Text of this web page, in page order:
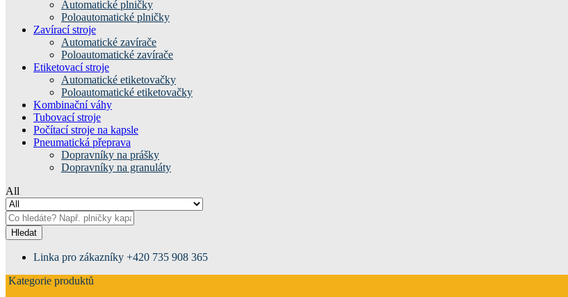
Automatické plničky
Poloautomatické plničky
Zavírací stroje
Automatické zavírače
Poloautomatické zavírače
Etiketovací stroje
Automatické etiketovačky
Poloautomatické etiketovačky
Kombinační váhy
Tubovací stroje
Počítací stroje na kapsle
Pneumatická přeprava
Dopravníky na prášky
Dopravníky na granuláty
All
Hledat
Linka pro zákazníky +420 735 908 365
Kategorie produktů